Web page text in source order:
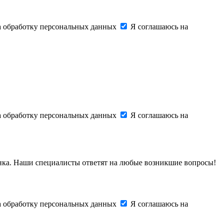
обработку персональных данных Я соглашаюсь на
обработку персональных данных Я соглашаюсь на
Наши специалисты ответят на любые возникшие вопросы!
обработку персональных данных Я соглашаюсь на